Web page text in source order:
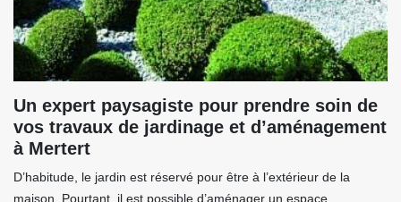
Un expert paysagiste pour prendre soin de
vos travaux de jardinage et d’aménagement
à Mertert
D’habitude, le jardin est réservé pour être à l’extérieur de la
maison. Pourtant, il est possible d’aménager un espace